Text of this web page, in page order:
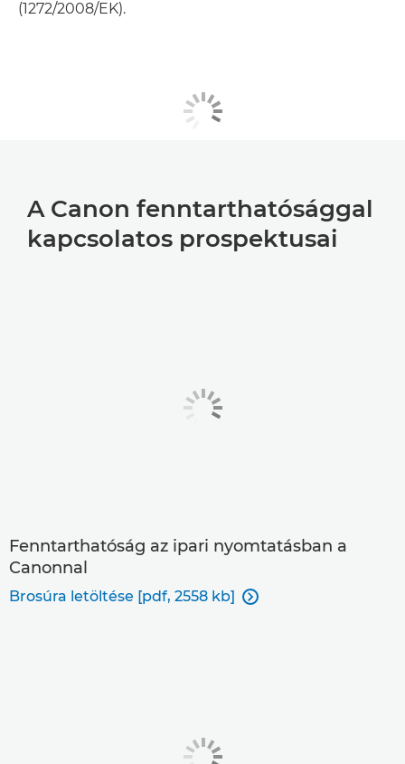
(1272/2008/EK).
A Canon fenntarthatósággal
kapcsolatos prospektusai
Fenntarthatóság az ipari nyomtatásban a
Canonnal
Brosúra letöltése [pdf, 2558 kb] 